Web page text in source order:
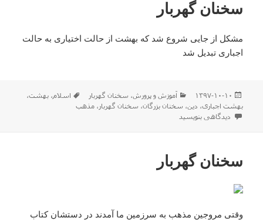
سخنان گهربار
مشکل از جایی شروع شد که بهشت از حالت اختیاری به حالت
اجباری تبدیل شد
ارسال
شده
در
۱۳۹۷-۱۰-۱۰ دسته‌ها
آموزش و پرورش، سخنان گهربار برچسب‌ها
اسلام،بهشت،
بهشت اجباری، دین، سخنان بزرگان، سخنان گهربار ،مذهب
برای سخنان گهربار
دیدگاهی بنویسید
سخنان گهربار
وقتی مروجین مذهب به سرزمین ما آمدند در دستشان کتاب